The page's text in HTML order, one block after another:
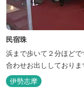
民宿珠
浜まで歩いて２分ほど
合わせお出ししておりま
伊勢志摩